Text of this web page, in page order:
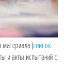
(список
и акты испытаний с